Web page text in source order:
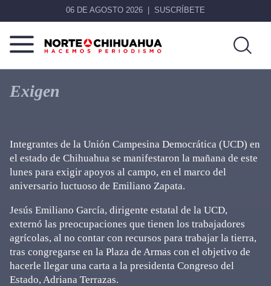
06 DE AGOSTO 2026 SUSCRÍBETE
Norte
Chihuahua
Más
que
noticias,
Exigen
Integrantes de la Unión Campesina Democrática (UCD) en
el estado de Chihuahua se manifestaron la mañana de este
lunes para exigir apoyos al campo, en el marco del
aniversario luctuoso de Emiliano Zapata.
Jesús Emiliano García, dirigente estatal de la UCD,
externó las preocupaciones que tienen los trabajadores
agrícolas, al no contar con recursos para trabajar la tierra,
tras congregarse en la Plaza de Armas con el objetivo de
hacerle llegar una carta a la presidenta Congreso del
Estado, Adriana Terrazas.